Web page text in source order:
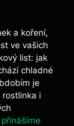
a koření,
ve ‍vašich⁤
list: jak
chladné
je
i